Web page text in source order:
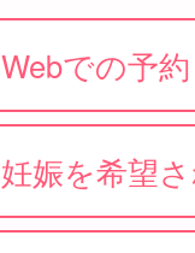
Webでの予
妊娠を希望